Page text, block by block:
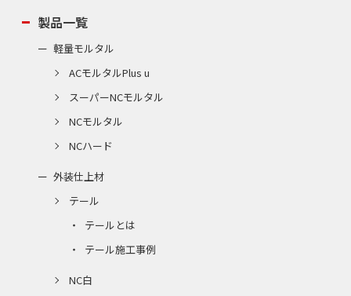
製品一覧
軽量モルタル
ACモルタルPlus u
スーパーNCモルタル
NCモルタル
NCハード
外装仕上材
テール
テールとは
テール施工事例
NC白